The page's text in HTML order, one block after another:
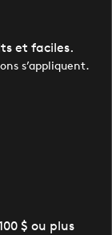
et faciles.
s’appliquent.
$ ou plus